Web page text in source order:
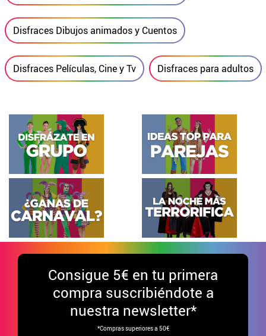
Disfraces Dibujos animados y Cuentos
Disfraces Películas, Cine y Tv Disfraces para adultos
Consigue 5€ en tu primera
compra suscribiéndote a
nuestra newsletter*
*Compras superiores a 50€